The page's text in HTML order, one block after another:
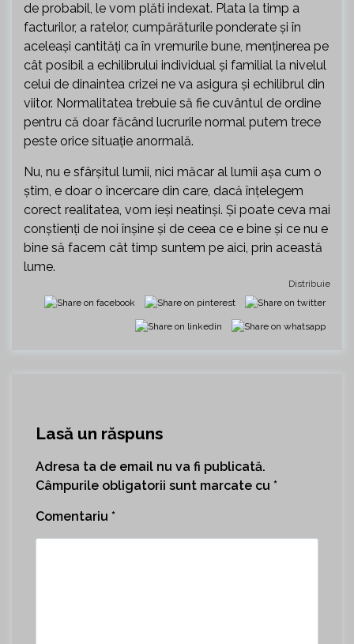
de probabil, le vom plăti indexat. Plata la timp a
facturilor, a ratelor, cumpărăturile ponderate și în
aceleași cantități ca în vremurile bune, menținerea pe
cât posibil a echilibrului individual și familial la nivelul
celui de dinaintea crizei ne va asigura și echilibrul din
viitor. Normalitatea trebuie să fie cuvântul de ordine
pentru că doar făcând lucrurile normal putem trece
peste orice situație anormală.
Nu, nu e sfârșitul lumii, nici măcar al lumii așa cum o
știm, e doar o încercare din care, dacă înțelegem
corect realitatea, vom ieși neatinși. Și poate ceva mai
conștienți de noi înșine și de ceea ce e bine și ce nu e
bine să facem cât timp suntem pe aici, prin această
lume.
Distribuie
Lasă un răspuns
Adresa ta de email nu va fi publicată.
Câmpurile obligatorii sunt marcate cu *
Comentariu *